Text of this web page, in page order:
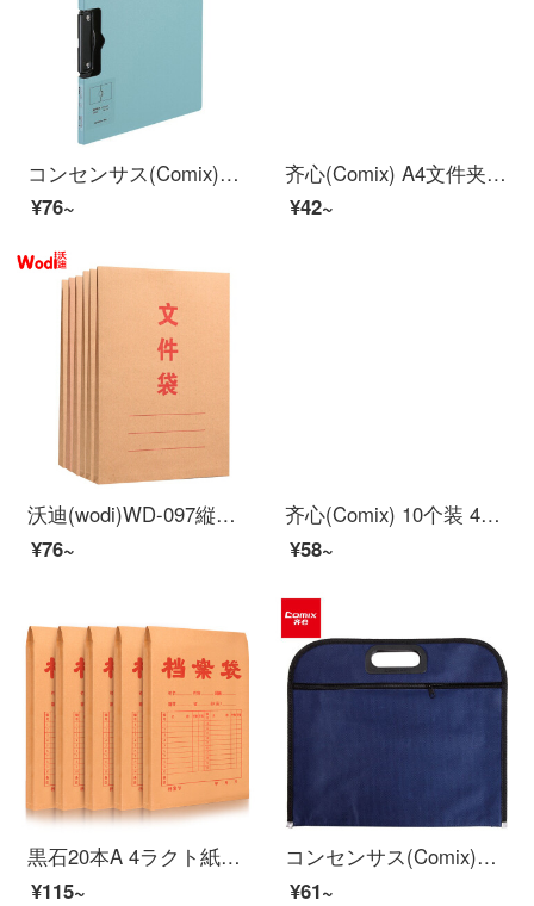
コンセンサス(Comix)A 4シンプ横型折りたたみシートホルダー実用会議フォルダA 5328青
¥76~
齐心(Comix) A4文件夹 双强力夹 资料夹 蓝色 拼单/凑单/团购 AB600A-W
¥42~
沃迪(wodi)WD-097縦式クラフト紙ファイル袋入札契約書類書類書類袋200 G 10枚入オーフォス用品
¥76~
齐心(Comix) 10个装 40mm高质感A4竖式クラフト紙档案袋/文件袋/资料袋 EA6017 オフィス文具
¥58~
黒石20本A 4ラクト紙の袋175 g側の幅4 cmの入札契約書類の資料袋
¥115~
コンセンサス(Comix)A 1660大容量牛津布ダブルケース/資料袋B 4底部に広げたブルー
¥61~